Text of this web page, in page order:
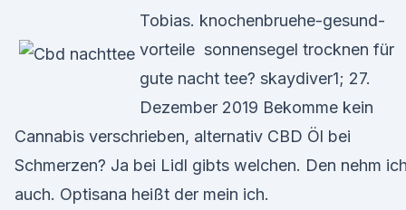
Tobias. knochenbruehe-gesund-
vorteile sonnensegel trocknen für
gute nacht tee? skaydiver1; 27.
Dezember 2019 Bekomme kein
Cannabis verschrieben, alternativ CBD Öl bei
Schmerzen? Ja bei Lidl gibts welchen. Den nehm ich
auch. Optisana heißt der mein ich.